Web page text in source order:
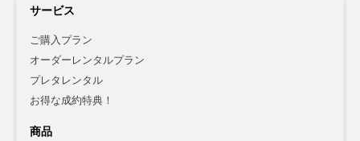
サービス
ご購入プラン
オーダーレンタルプラン
プレタレンタル
お得な成約特典！
商品